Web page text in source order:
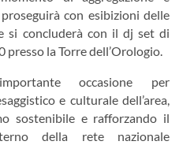
con esibizioni delle
si concluderà con il dj set di
la Torre dell’Orologio.
occasione per
e culturale dell’area,
sostenibile e rafforzando il
della rete nazionale